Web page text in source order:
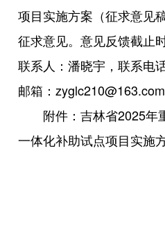
项目实施方案（征求意见
征求意见。意见反馈截止
联系人：潘晓宇，联系电
邮箱：zyglc210@163.com
附件：吉林省2025年
一体化补助试点项目实施